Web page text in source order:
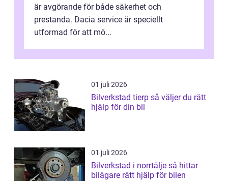
är avgörande för både säkerhet och
prestanda. Dacia service är speciellt
utformad för att mö...
01 juli 2026
Bilverkstad tierp så väljer du rätt
hjälp för din bil
01 juli 2026
Bilverkstad i norrtälje så hittar
bilägare rätt hjälp för bilen